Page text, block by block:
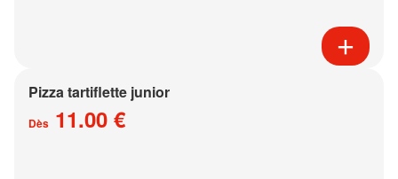
Pizza tartiflette junior
Dès 11.00 €